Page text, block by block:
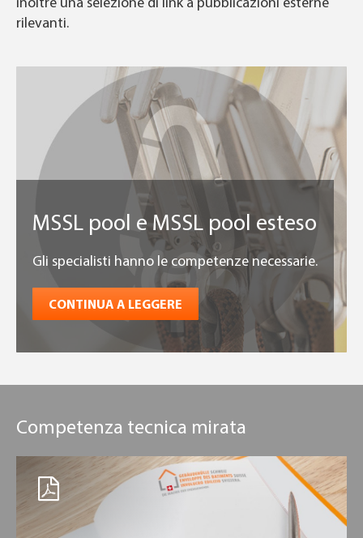
inoltre una selezione di link a pubblicazioni esterne
rilevanti.
MSSL pool e MSSL pool esteso
Gli specialisti hanno le competenze necessarie.
CONTINUA A LEGGERE
Competenza tecnica mirata